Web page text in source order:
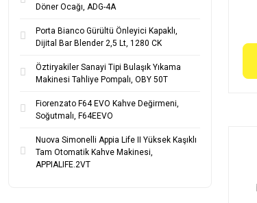
Döner Ocağı, ADG-4A
Porta Bianco Gürültü Önleyici Kapaklı,
Dijital Bar Blender 2,5 Lt, 1280 CK
Öztiryakiler Sanayi Tipi Bulaşık Yıkama
Makinesi Tahliye Pompalı, OBY 50T
Fiorenzato F64 EVO Kahve Değirmeni,
Soğutmalı, F64EEVO
Nuova Simonelli Appia Life II Yüksek Kaşıklı
Tam Otomatik Kahve Makinesi,
APPIALIFE.2VT